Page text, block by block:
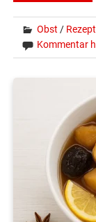
Obst /
Kommentar